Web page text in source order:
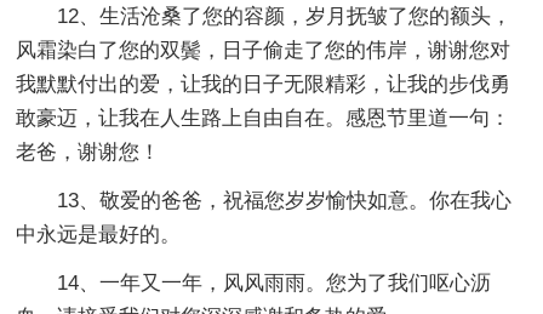
12、生活沧桑了您的容颜，岁月抚皱了您的额头，
风霜染白了您的双鬓，日子偷走了您的伟岸，谢谢您对
我默默付出的爱，让我的日子无限精彩，让我的步伐勇
敢豪迈，让我在人生路上自由自在。感恩节里道一句：
老爸，谢谢您！
13、敬爱的爸爸，祝福您岁岁愉快如意。你在我心
中永远是最好的。
14、一年又一年，风风雨雨。您为了我们呕心沥